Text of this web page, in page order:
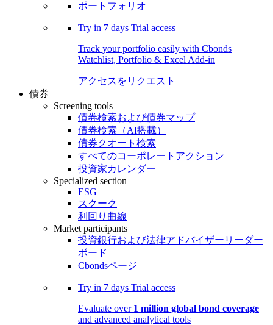
ポートフォリオ
Try in 7 days Trial access
Track your portfolio easily with Cbonds
Watchlist, Portfolio & Excel Add-in
アクセスをリクエスト
債券
Screening tools
債券検索および債券マップ
債券検索（AI搭載）
債券クオート検索
すべてのコーポレートアクション
投資家カレンダー
Specialized section
ESG
スクーク
利回り曲線
Market participants
投資銀行および法律アドバイザーリーダー
ボード
Cbondsページ
Try in 7 days Trial access
Evaluate over 1 million global bond coverage
and advanced analytical tools